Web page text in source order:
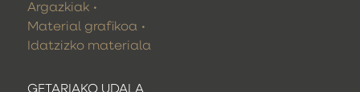
GETARIAKO UDALA
Argazkiak
Material grafikoa
Idatzizko materiala